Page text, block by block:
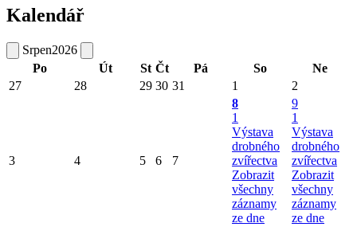
Kalendář
Srpen2026
Po
Út St Čt Pá So
Ne
27
28 29 30 31 1 2
3 4 5 6 7
8
1
Výstava
drobného
zvířectva
Zobrazit
všechny
záznamy
ze dne
9
1
Výstava
drobného
zvířectva
Zobrazit
všechny
záznamy
ze dne